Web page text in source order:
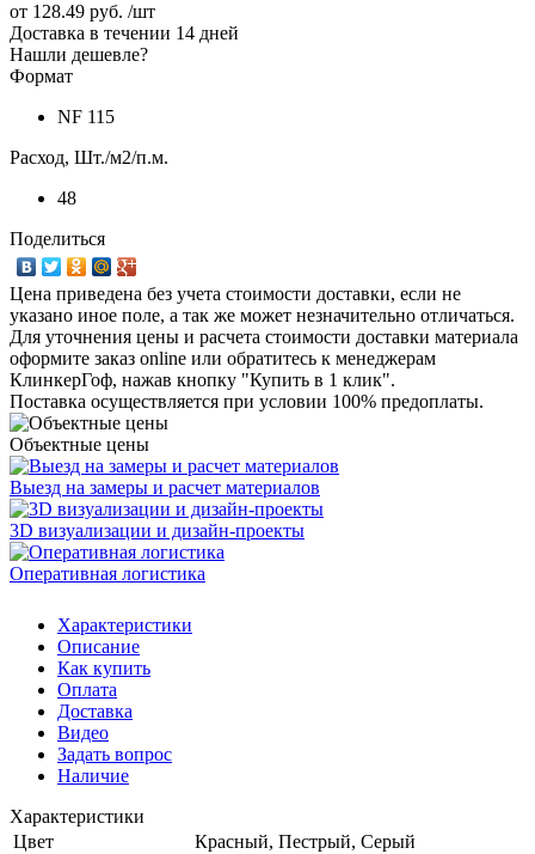
от 128.49 руб. /шт
Доставка в течении 14 дней
Нашли дешевле?
Формат
NF 115
Расход, Шт./м2/п.м.
48
Поделиться
Цена приведена без учета стоимости доставки, если не
указано иное поле, а так же может незначительно отличаться.
Для уточнения цены и расчета стоимости доставки материала
оформите заказ online или обратитесь к менеджерам
КлинкерГоф, нажав кнопку "Купить в 1 клик".
Поставка осуществляется при условии 100% предоплаты.
Объектные цены
Выезд на замеры и расчет материалов
3D визуализации и дизайн-проекты
Оперативная логистика
Характеристики
Описание
Как купить
Оплата
Доставка
Видео
Задать вопрос
Наличие
Характеристики
Цвет
Красный, Пестрый, Серый